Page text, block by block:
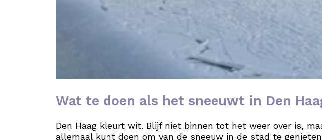
Wat te doen als het sneeuwt in Den
Den Haag kleurt wit. Blijf niet binnen tot het weer over is,
allemaal kunt doen om van de sneeuw in de stad te